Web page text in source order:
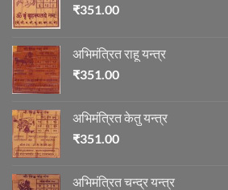
₹351.00
अभिमंत्रित राहू यन्त्र
₹351.00
अभिमंत्रित केतु यन्त्र
₹351.00
अभिमंत्रित चन्द्र यन्त्र